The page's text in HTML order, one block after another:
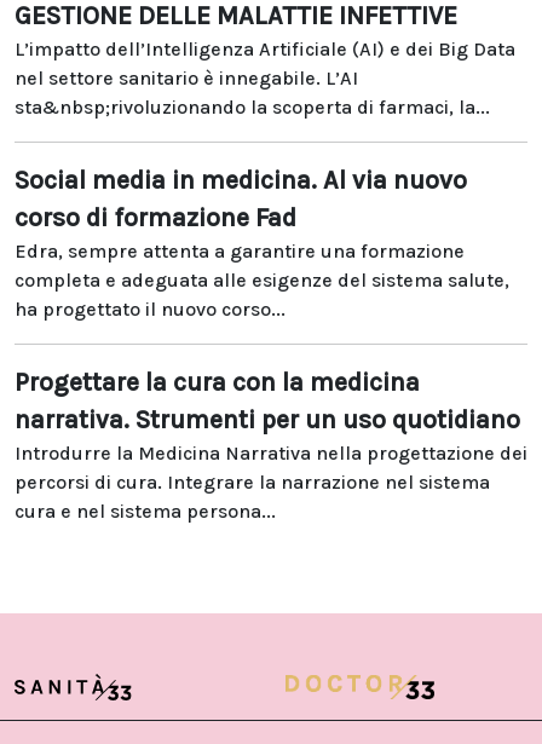
GESTIONE DELLE MALATTIE INFETTIVE
L’impatto dell’Intelligenza Artificiale (AI) e dei Big Data
nel settore sanitario è innegabile. L’AI
sta&nbsp;rivoluzionando la scoperta di farmaci, la...
Social media in medicina. Al via nuovo
corso di formazione Fad
Edra, sempre attenta a garantire una formazione
completa e adeguata alle esigenze del sistema salute,
ha progettato il nuovo corso...
Progettare la cura con la medicina
narrativa. Strumenti per un uso quotidiano
Introdurre la Medicina Narrativa nella progettazione dei
percorsi di cura. Integrare la narrazione nel sistema
cura e nel sistema persona...